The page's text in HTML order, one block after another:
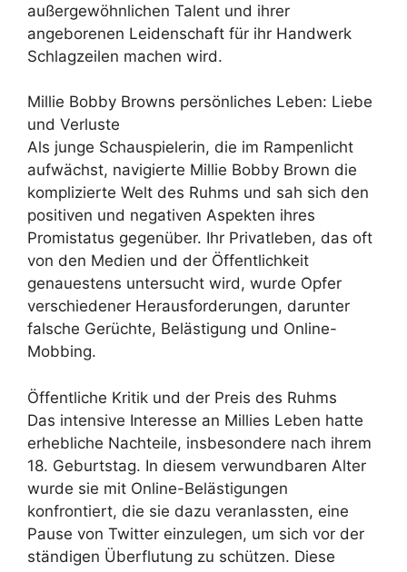
außergewöhnlichen Talent und ihrer
angeborenen Leidenschaft für ihr Handwerk
Schlagzeilen machen wird.
Millie Bobby Browns persönliches Leben: Liebe
und Verluste
Als junge Schauspielerin, die im Rampenlicht
aufwächst, navigierte Millie Bobby Brown die
komplizierte Welt des Ruhms und sah sich den
positiven und negativen Aspekten ihres
Promistatus gegenüber. Ihr Privatleben, das oft
von den Medien und der Öffentlichkeit
genauestens untersucht wird, wurde Opfer
verschiedener Herausforderungen, darunter
falsche Gerüchte, Belästigung und Online-
Mobbing.
Öffentliche Kritik und der Preis des Ruhms
Das intensive Interesse an Millies Leben hatte
erhebliche Nachteile, insbesondere nach ihrem
18. Geburtstag. In diesem verwundbaren Alter
wurde sie mit Online-Belästigungen
konfrontiert, die sie dazu veranlassten, eine
Pause von Twitter einzulegen, um sich vor der
ständigen Überflutung zu schützen. Diese